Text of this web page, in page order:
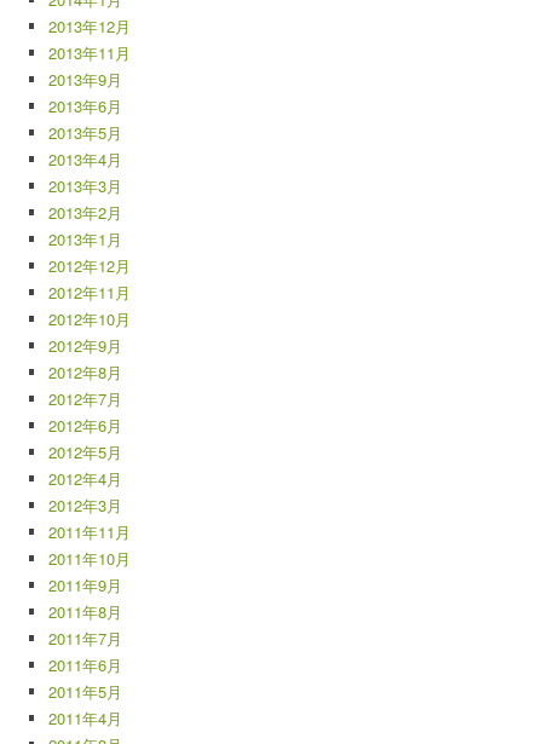
2013年12月
2013年11月
2013年9月
2013年6月
2013年5月
2013年4月
2013年3月
2013年2月
2013年1月
2012年12月
2012年11月
2012年10月
2012年9月
2012年8月
2012年7月
2012年6月
2012年5月
2012年4月
2012年3月
2011年11月
2011年10月
2011年9月
2011年8月
2011年7月
2011年6月
2011年5月
2011年4月